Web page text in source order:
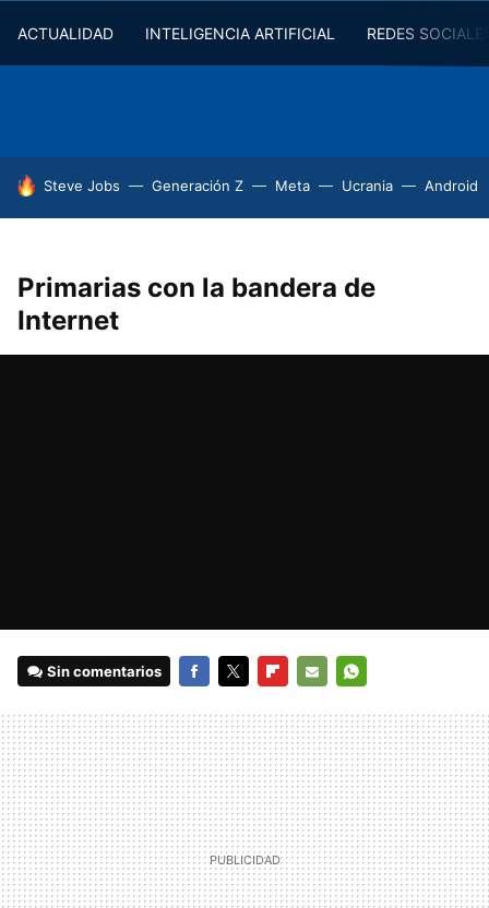
ACTUALIDAD INTELIGENCIA ARTIFICIAL REDES
HOY SE HABLA DE
Steve Jobs Generación Z Meta Ucrania Android
Primarias con la bandera de
Internet
Sin comentarios
MAIL